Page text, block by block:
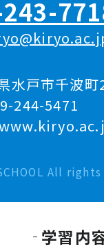
水戸市千波
244-5471
All
学習内